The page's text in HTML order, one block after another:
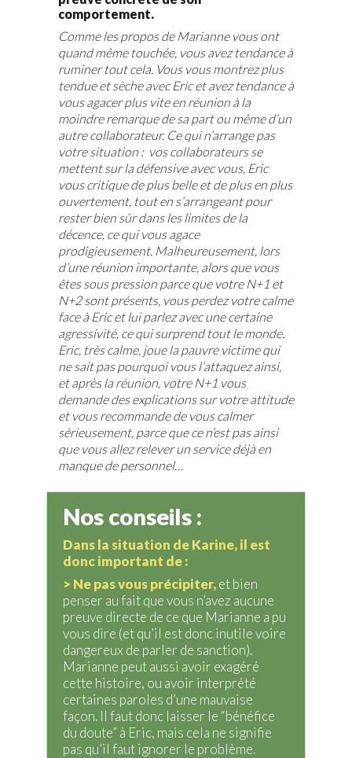
comportement.
Comme les propos de Marianne vous ont
quand même touchée, vous avez tendance à
ruminer tout cela. Vous vous montrez plus
tendue et sèche avec Eric et avez tendance à
vous agacer plus vite en réunion à la
moindre remarque de sa part ou même d’un
autre collaborateur. Ce qui n’arrange pas
votre situation : vos collaborateurs se
mettent sur la défensive avec vous, Eric
vous critique de plus belle et de plus en plus
ouvertement, tout en s’arrangeant pour
rester bien sûr dans les limites de la
décence, ce qui vous agace
prodigieusement. Malheureusement, lors
d’une réunion importante, alors que vous
êtes sous pression parce que votre N+1 et
N+2 sont présents, vous perdez votre calme
face à Eric et lui parlez avec une certaine
agressivité, ce qui surprend tout le monde.
Eric, très calme, joue la pauvre victime qui
ne sait pas pourquoi vous l’attaquez ainsi,
et après la réunion, votre N+1 vous
demande des explications sur votre attitude
et vous recommande de vous calmer
sérieusement, parce que ce n’est pas ainsi
que vous allez relever un service déjà en
manque de personnel…
Nos conseils :
Dans la situation de Karine, il est
donc important de :
> Ne pas vous précipiter,et bien
penser au fait que vous n’avez aucune
preuve directe de ce que Marianne a pu
vous dire (et qu’il est donc inutile voire
dangereux de parler de sanction).
Marianne peut aussi avoir exagéré
cette histoire, ou avoir interprété
certaines paroles d’une mauvaise
façon. Il faut donc laisser le “bénéfice
du doute” à Eric, mais cela ne signifie
pas qu’il faut ignorer le problème.